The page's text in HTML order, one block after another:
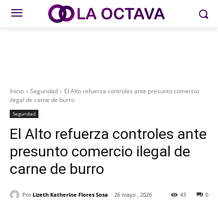
Inicio Seguridad
El Alto refuerza controles ante presunto comercio
ilegal de carne de burro
Seguridad
El Alto refuerza controles ante
presunto comercio ilegal de
carne de burro
Por Lizeth Katherine Flores Sosa 26 mayo , 2026 0
43